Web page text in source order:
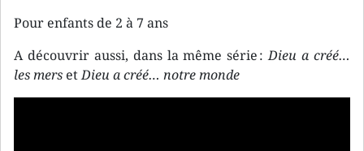
Pour enfants de 2 à 7 ans
A découvrir aussi, dans la même série :Dieu a créé…
les mersetDieu a créé… notre monde